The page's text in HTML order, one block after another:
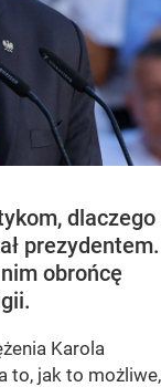
dlaczego
prezydentem.
obrońcę
Karola
to, jak to możliwe,